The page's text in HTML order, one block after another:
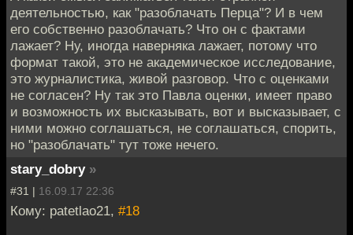
деятельностью, как "разоблачать Перца"? И в чем
его собственно разоблачать? Что он с фактами
лажает? Ну, иногда наверняка лажает, потому что
формат такой, это не академическое исследование,
это журналистика, живой разговор. Что с оценками
не согласен? Ну так это Павла оценки, имеет право
и возможность их высказывать, вот и высказывает, с
ними можно соглашаться, не соглашаться, спорить,
но "разоблачать" тут тоже нечего.
stary_dobry »
#31 | 16.09.17 22:36
Кому: patetlao21, #18